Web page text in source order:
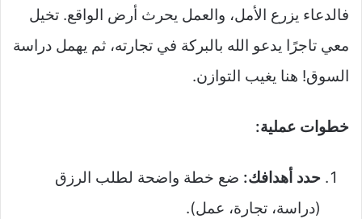
فالدعاء يزرع الأمل، والعمل يحرث أرض الواقع. تخيل
معي تاجرًا يدعو الله بالبركة في تجارته، ثم يهمل دراسة
السوق! هنا يغيب التوازن.
خطوات عملية:
حدد أهدافك: ضع خطة واضحة لطلب الرزق
(دراسة، تجارة، عمل).